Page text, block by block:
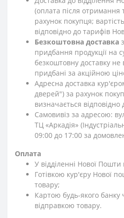
(оплата після отримання
рахунок покупця;
відповідно до тарифів
Безкоштовна доставка
придбання продукції на
безкоштовну доставку не
придбані за акційною
Адресна доставка
дверей") за рахунок
визначається
Самовивіз за адресою:
ТЦ «Аркадія»
09:00 до 17:00 за
Оплата
У відділенні Нової
Готівкою кур'єру Нової
товару;
Картою будь-якого банку
відправкою товару.